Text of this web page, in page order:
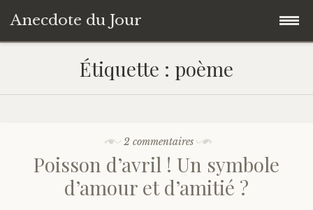
Anecdote du Jour
contenu
Livres de Culture Générale
Étiquette : poème
2 commentaires
Poisson d’avril ! Un symbole
d’amour et d’amitié ?